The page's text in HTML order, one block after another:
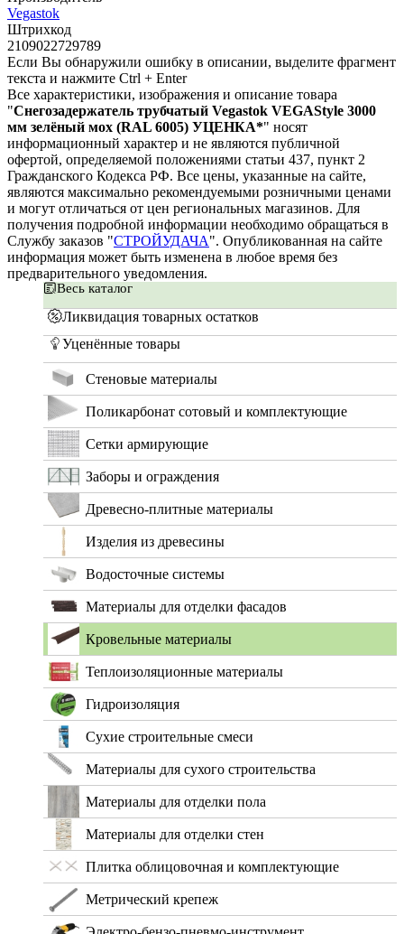
Vegastok
Штрихкод
2109022729789
Если Вы обнаружили ошибку в описании, выделите фрагмент
текста и нажмите Ctrl + Enter
Все характеристики, изображения и описание товара
"Снегозадержатель трубчатый Vegastok VEGAStyle 3000
мм зелёный мох (RAL 6005) УЦЕНКА*" носят
информационный характер и не являются публичной
офертой, определяемой положениями статьи 437, пункт 2
Гражданского Кодекса РФ. Все цены, указанные на сайте,
являются максимально рекомендуемыми розничными ценами
и могут отличаться от цен региональных магазинов. Для
получения подробной информации необходимо обращаться в
Службу заказов "СТРОЙУДАЧА". Опубликованная на сайте
информация может быть изменена в любое время без
предварительного уведомления.
Весь каталог
Ликвидация товарных остатков
Уценённые товары
Стеновые материалы
Поликарбонат сотовый и комплектующие
Сетки армирующие
Заборы и ограждения
Древесно-плитные материалы
Изделия из древесины
Водосточные системы
Материалы для отделки фасадов
Кровельные материалы
Теплоизоляционные материалы
Гидроизоляция
Сухие строительные смеси
Материалы для сухого строительства
Материалы для отделки пола
Материалы для отделки стен
Плитка облицовочная и комплектующие
Метрический крепеж